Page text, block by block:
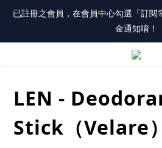
註冊會員「送100元購物金」，同時勾
每月購物金唷！
已註冊之會員，在會員中心勾選「訂閱
金通知唷！
註冊會員「送100元購物金」，同時勾
LEN -
Stick（Velare）